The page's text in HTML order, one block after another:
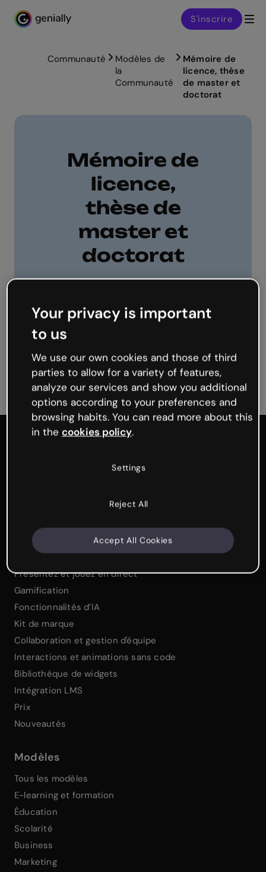
Genialy home page
S'inscrire
Communauté
Modèles de
la
Communauté
Mémoire de
licence, thèse
de master et
doctorat
Mémoire de
licence,
thèse de
master et
doctorat
Tous les formats Pertinence
Contenu interactif
Générateur de questions et de quiz
Présentez et jouez en direct
Gamification
Fonctionnalités d’IA
Kit de marque
Collaboration et gestion d'équipe
Interactions et animations sans code
Bibliothèque de widgets
Intégration LMS
Prix
Nouveautés
Modèles
Tous les modèles
E-learning et formation
Éducation
Scolarité
Business
Marketing
Your privacy is important
to us
We use our own cookies and those of third
parties to allow for a variety of features,
analyze our services and show you additional
options according to your preferences and
browsing habits. You can read more about this
in the cookies policy.
Settings
Reject All
Accept All Cookies